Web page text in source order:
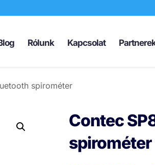
Rólunk Kapcsolat
spirométer
Contec
spirométer